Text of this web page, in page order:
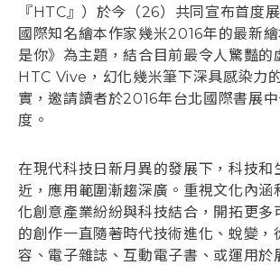
『HTC』）於今（26）共同宣布首度
國際知名繪本作家幾米2016年的最新
是你》為主題，結合目前最令人驚豔的
HTC Vive，幻化幾米筆下深具感染力
實，邀請讀者於2016年台北國際書展
度。
在現代科技日新月異的發展下，科技和
近，應用範圍漸趨深廣。重視文化內涵
化創意產業紛紛與科技結合，開拓更多
的創作一直隨著時代技術進化、蛻變，
容、電子雜誌、互動電子書、或運用於